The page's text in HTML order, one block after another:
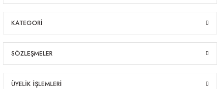
KATEGORİ
SÖZLEŞMELER
ÜYELİK İŞLEMLERİ